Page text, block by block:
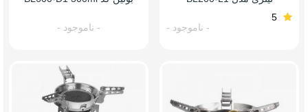
5
- ناموجود -
- ناموجود -